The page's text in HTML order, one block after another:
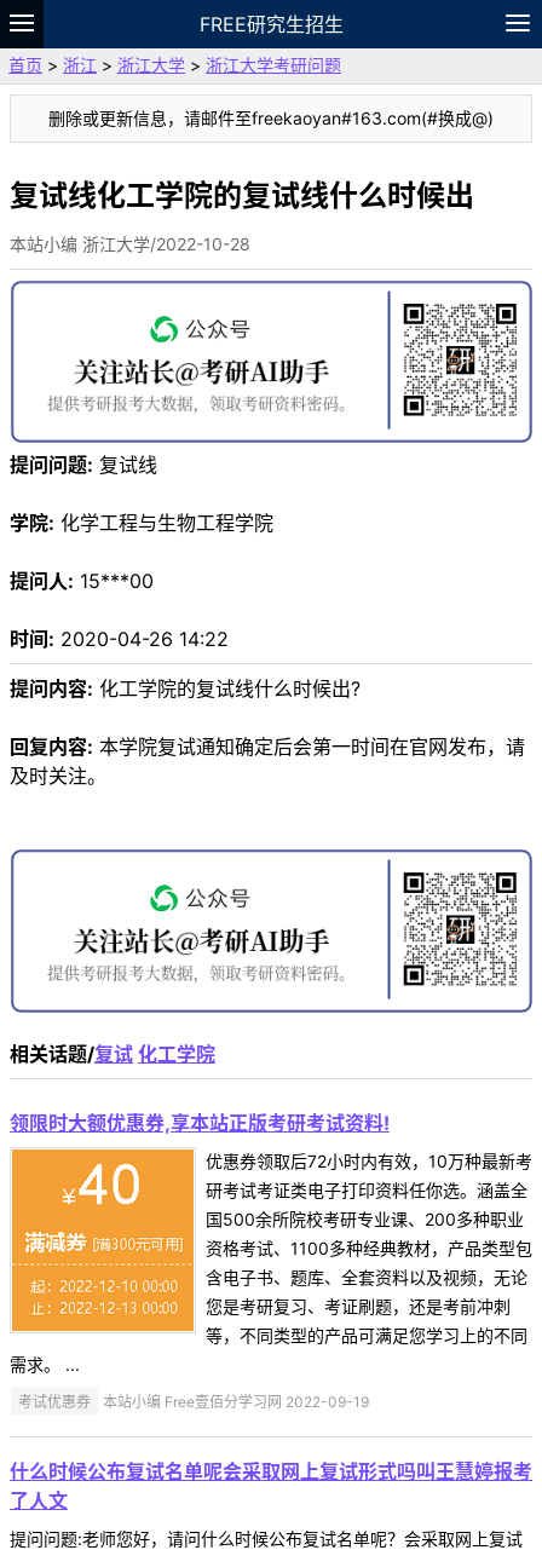
FREE研究生招生
题库
故事 专题 APP 笔记
VIP
资料
首页 > 浙江 > 浙江大学 > 浙江大学考研问题
删除或更新信息，请邮件至freekaoyan#163.com(#换成@)
复试线化工学院的复试线什么时候出
本站小编 浙江大学/2022-10-28
提问问题: 复试线
学院: 化学工程与生物工程学院
提问人: 15***00
时间: 2020-04-26 14:22
提问内容: 化工学院的复试线什么时候出?
回复内容: 本学院复试通知确定后会第一时间在官网发布，请
及时关注。
相关话题/复试 化工学院
领限时大额优惠券,享本站正版考研考试资料!
优惠券领取后72小时内有效，10万种最新考
研考试考证类电子打印资料任你选。涵盖全
国500余所院校考研专业课、200多种职业
资格考试、1100多种经典教材，产品类型包
含电子书、题库、全套资料以及视频，无论
您是考研复习、考证刷题，还是考前冲刺
等，不同类型的产品可满足您学习上的不同
需求。 ...
考试优惠券 本站小编 Free壹佰分学习网 2022-09-19
什么时候公布复试名单呢会采取网上复试形式吗叫王慧婷报考
了人文
提问问题:老师您好，请问什么时候公布复试名单呢？会采取网上复试